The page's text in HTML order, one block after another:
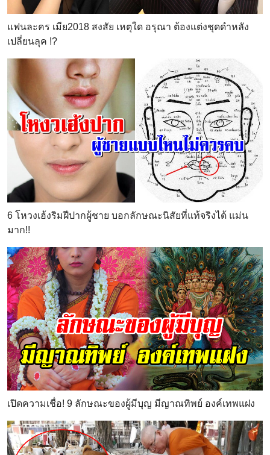
แฟนละคร เมีย2018 สงสัย เหตุใด อรุณา ต้องแต่งชุดดำหลัง
เปลี่ยนลุค !?
6 โหวงเฮ้งริมฝีปากผู้ชาย บอกลักษณะนิสัยที่แท้จริงได้ แม่น
มาก!!
เปิดความเชื่อ! 9 ลักษณะของผู้มีบุญ มีญาณทิพย์ องค์เทพแฝง